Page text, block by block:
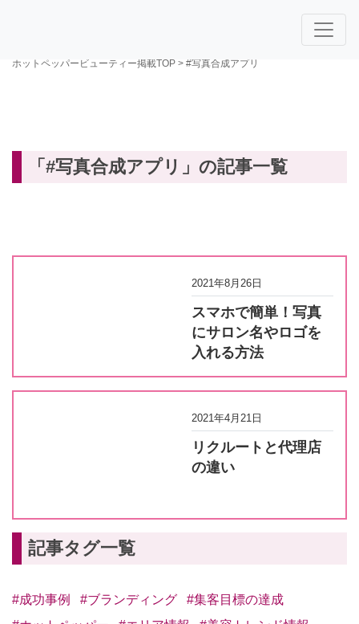
ホットペッパービューティー掲載TOP > #写真合成アプリ
「#写真合成アプリ」の記事一覧
2021年8月26日
スマホで簡単！写真
にサロン名やロゴを
入れる方法
2021年4月21日
リクルートと代理店
の違い
記事タグ一覧
#成功事例 #ブランディング
#集客目標の達成